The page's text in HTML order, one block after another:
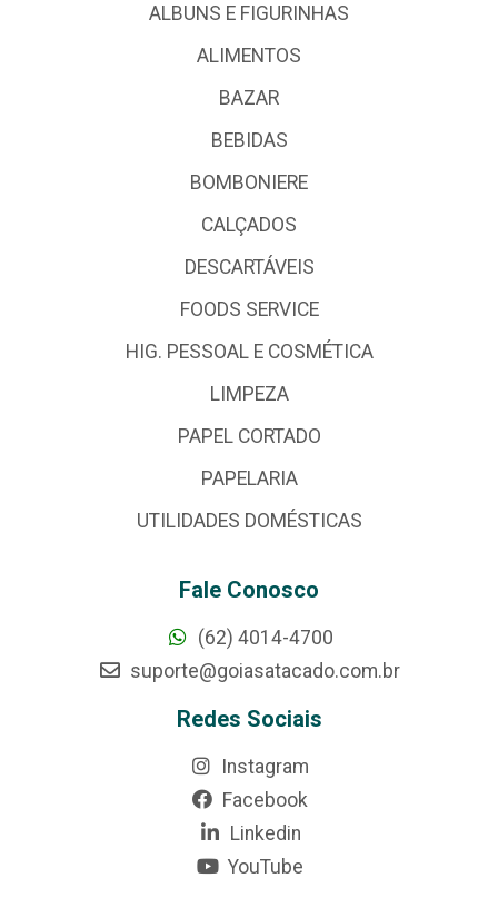
ALBUNS E FIGURINHAS
ALIMENTOS
BAZAR
BEBIDAS
BOMBONIERE
CALÇADOS
DESCARTÁVEIS
FOODS SERVICE
HIG. PESSOAL E COSMÉTICA
LIMPEZA
PAPEL CORTADO
PAPELARIA
UTILIDADES DOMÉSTICAS
Fale Conosco
(62) 4014-4700
suporte@goiasatacado.com.br
Redes Sociais
Instagram
Facebook
Linkedin
YouTube